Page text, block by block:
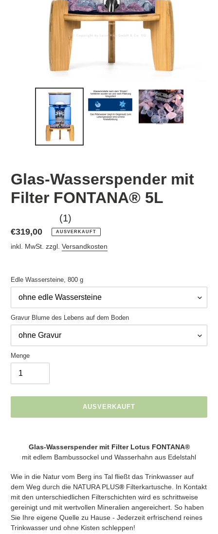
Glas-Wasserspender mit
Filter FONTANA® 5L
(1)
Normaler
Preis
€319,00 AUSVERKAUFT
inkl. MwSt. zzgl. Versandkosten
Edle Wassersteine, 800 g
Gravur Blume des Lebens auf dem Boden
Menge
AUSVERKAUFT
hinzugefügt
Glas-Wasserspender mit Filter Lotus FONTANA®
mit edlem Bambussockel und Wasserhahn aus Edelstahl
Wie in die Natur vom Berg ins Tal fließt das Trinkwasser auf
dem Weg durch die NATURA PLUS® Filterkartusche. In Kontakt
mit den unterschiedlichen Filterschichten wird es schrittweise
gereinigt und mit wertvollen Mineralien angereichert. So haben
Sie Ihre eigene Quelle zu Hause - Jederzeit erfrischend reines
Trinkwasser und ohne Kisten schleppen!